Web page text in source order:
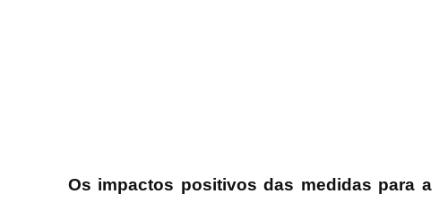
Os impactos positivos das medidas para